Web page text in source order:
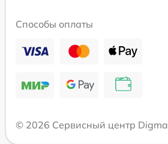
Способы оплаты
© 2026 Сервисный центр Digma